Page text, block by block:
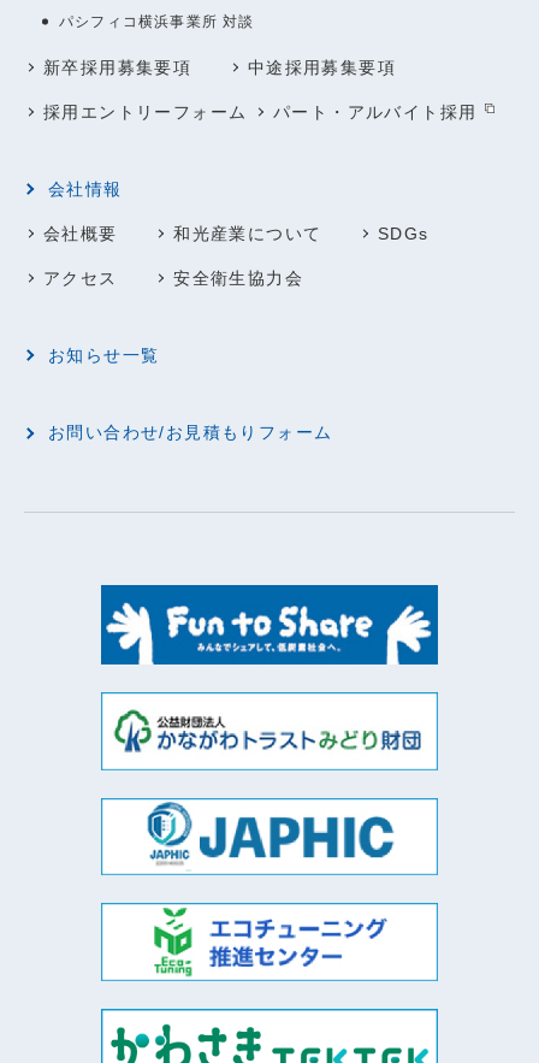
パシフィコ横浜事業所 対談
新卒採用募集要項 中途採用募集要項
採用エントリーフォーム パート・アルバイト採用
会社情報
会社概要 和光産業について SDGs
アクセス 安全衛生協力会
お知らせ一覧
お問い合わせ/お見積もりフォーム